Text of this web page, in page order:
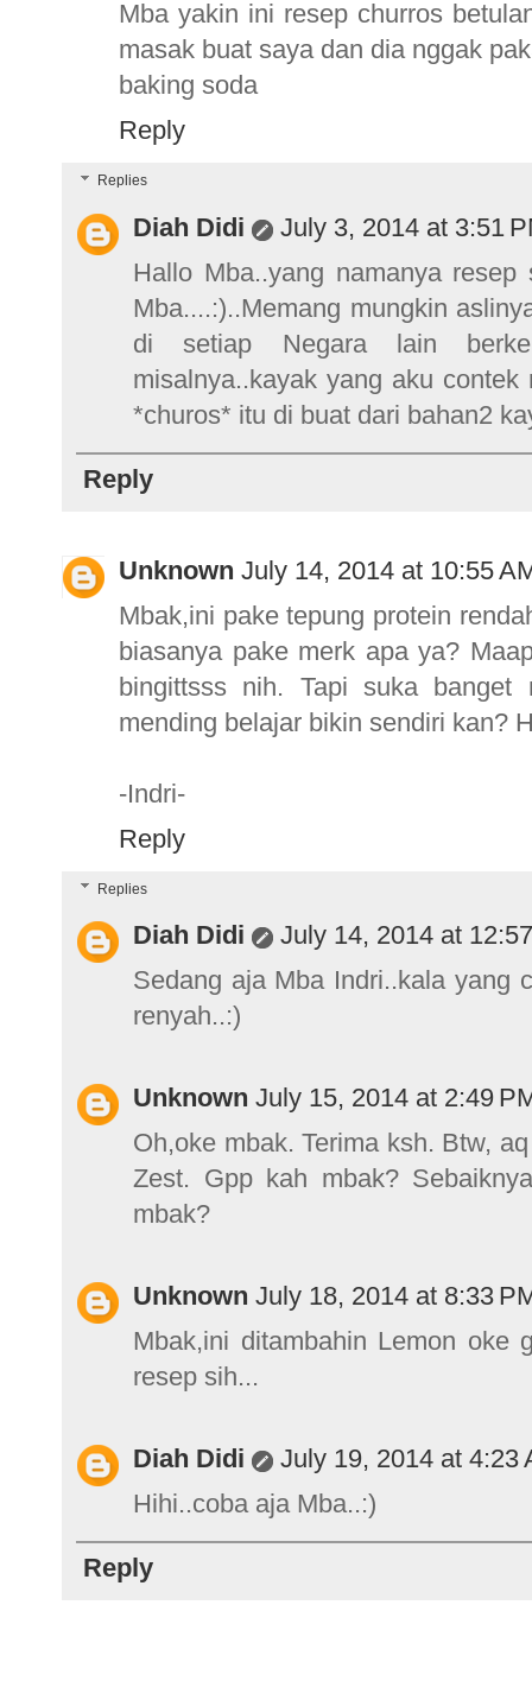
Mba yakin ini resep churros
masak buat saya dan dia nggak
baking soda
Reply
Replies
Diah Didi
July 3, 2014 at 3:51
Hallo Mba..yang namanya
Mba....:)..Memang mungkin
di setiap Negara lain
misalnya..kayak yang aku
*churos* itu di buat dari bahan2
Reply
Unknown July 14, 2014 at 10:55
Mbak,ini pake tepung protein
biasanya pake merk apa ya?
bingittsss nih. Tapi suka banget
mending belajar bikin sendiri kan?
-Indri-
Reply
Replies
Diah Didi
July 14, 2014 at
Sedang aja Mba Indri..kala yang
renyah..:)
Unknown July 15, 2014 at 2:49
Oh,oke mbak. Terima ksh. Btw,
Zest. Gpp kah mbak?
mbak?
Unknown July 18, 2014 at 8:33
Mbak,ini ditambahin Lemon oke
resep sih...
Diah Didi
July 19, 2014 at 4:23
Hihi..coba aja Mba..:)
Reply